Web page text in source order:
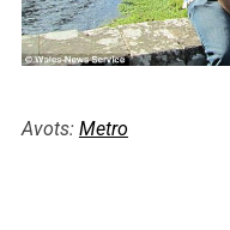
Avots: Metro